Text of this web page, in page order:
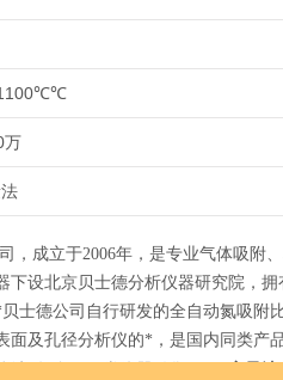
万
，成立于2006年，是专业气体吸附
下设北京贝士德分析仪器研究院，
贝士德公司自行研发的全自动氮吸附
面及孔径分析仪的*，是国内同类
4年全国同类仪器销售量*。
容量